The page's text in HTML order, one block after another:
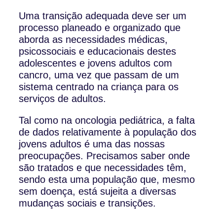
Uma transição adequada deve ser um
processo planeado e organizado que
aborda as necessidades médicas,
psicossociais e educacionais destes
adolescentes e jovens adultos com
cancro, uma vez que passam de um
sistema centrado na criança para os
serviços de adultos.
Tal como na oncologia pediátrica, a falta
de dados relativamente à população dos
jovens adultos é uma das nossas
preocupações. Precisamos saber onde
são tratados e que necessidades têm,
sendo esta uma população que, mesmo
sem doença, está sujeita a diversas
mudanças sociais e transições.